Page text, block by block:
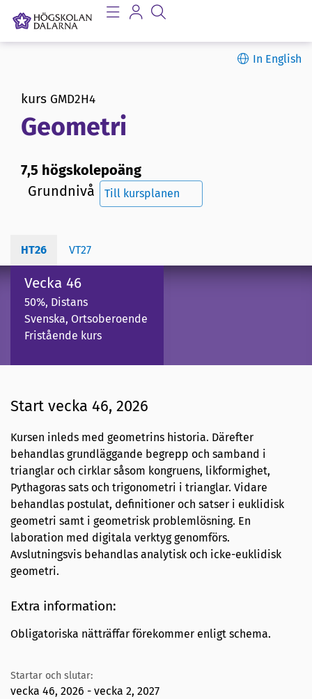
In English
kurs GMD2H4
Geometri
7,5 högskolepoäng
Grundnivå
Till kursplanen
HT26 VT27
Vecka 46
50%, Distans
Svenska, Ortsoberoende
Fristående kurs
Start vecka 46, 2026
Kursen inleds med geometrins historia. Därefter
behandlas grundläggande begrepp och samband i
trianglar och cirklar såsom kongruens, likformighet,
Pythagoras sats och trigonometri i trianglar. Vidare
behandlas postulat, definitioner och satser i euklidisk
geometri samt i geometrisk problemlösning. En
laboration med digitala verktyg genomförs.
Avslutningsvis behandlas analytisk och icke-euklidisk
geometri.
Extra information:
Obligatoriska nätträffar förekommer enligt schema.
Startar och slutar:
vecka 46, 2026 - vecka 2, 2027